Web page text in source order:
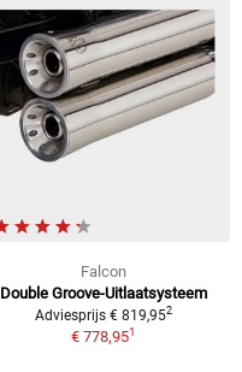
Falcon
Double Groove-Uitlaatsysteem
Adviesprijs € 819,952
€ 778,951